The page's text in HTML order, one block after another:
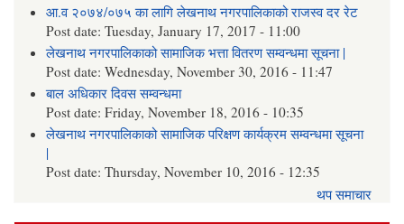
आ.व २०७४/०७५ का लागि लेखनाथ नगरपालिकाको राजस्व दर रेट
Post date:Tuesday, January 17, 2017 - 11:00
लेखनाथ नगरपालिकाको सामाजिक भत्ता वितरण सम्वन्धमा सूचना |
Post date:Wednesday, November 30, 2016 - 11:47
बाल अधिकार दिवस सम्वन्धमा
Post date:Friday, November 18, 2016 - 10:35
लेखनाथ नगरपालिकाको सामाजिक परिक्षण कार्यक्रम सम्वन्धमा सूचना
|
Post date:Thursday, November 10, 2016 - 12:35
थप समाचार